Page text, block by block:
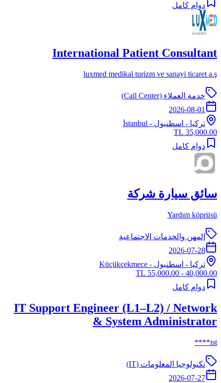
دوام كامل
International Patient Consultant
luxmed medikal turizm ve sanayi ticaret a.ş
خدمة العملاء (Call Center)
2026-08-01
تركيا - اسطنبول - İstanbul
35,000.00 TL
دوام كامل
سائق سيارة شركة
Yardım köprüsü
المهن والخدمات الاجتماعية
2026-07-28
تركيا - اسطنبول - Küçükçekmece
40,000.00 - 55,000.00 TL
دوام كامل
IT Support Engineer (L1–L2) / Network
& System Administrator
ist****
تكنولوجيا المعلومات (IT)
2026-07-27